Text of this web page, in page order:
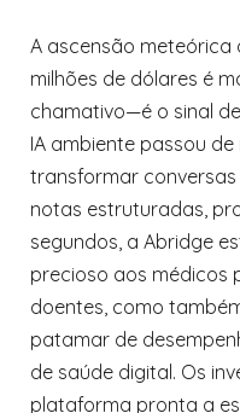
A ascensão meteórica
milhões de dólares é
chamativo—é o sinal
IA ambiente passou
transformar
notas estruturadas,
segundos, a Abridge
precioso aos médicos
doentes, como
patamar de
de saúde digital. Os
plataforma pronta a